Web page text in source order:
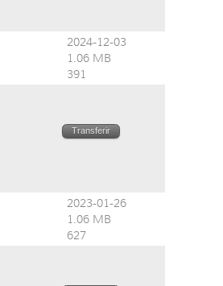
2024-12-03
1.06 MB
391
Transferir
2023-01-26
1.06 MB
627